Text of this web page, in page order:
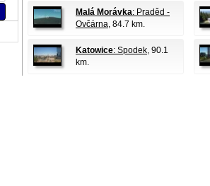
Malá Morávka: Praděd -
Ovčárna, 84.7 km.
Katowice: Spodek, 90.1
km.